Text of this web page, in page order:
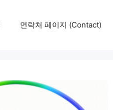
연락처 페이지 (Contact)